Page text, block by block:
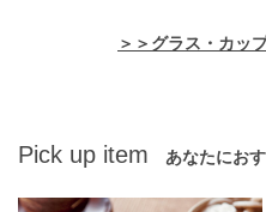
＞＞グラス・カッ
Pick up item あなたにお